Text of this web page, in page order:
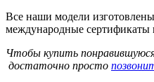
Все наши модели
международные сертификаты
Чтобы купить понравившуюся
достаточно просто